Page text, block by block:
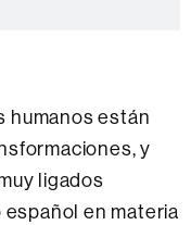
humanos están
y
ligados
en materia